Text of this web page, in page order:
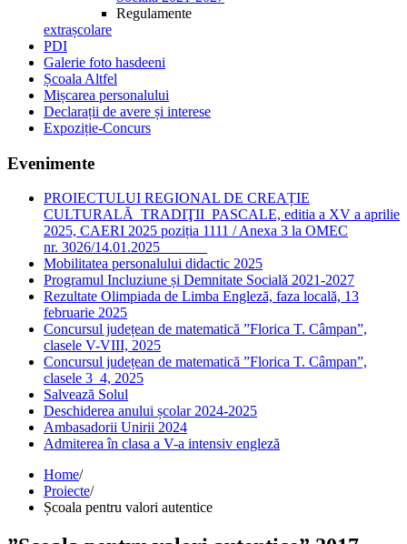
Regulamente
extrașcolare
PDI
Galerie foto hasdeeni
Școala Altfel
Mișcarea personalului
Declarații de avere și interese
Expoziție-Concurs
Evenimente
PROIECTULUI REGIONAL DE CREAȚIE
CULTURALĂ TRADIŢII PASCALE, editia a XV a aprilie
2025, CAERI 2025 poziția 1111 / Anexa 3 la OMEC
nr. 3026/14.01.2025
Mobilitatea personalului didactic 2025
Programul Incluziune și Demnitate Socială 2021-2027
Rezultate Olimpiada de Limba Engleză, faza locală, 13
februarie 2025
Concursul județean de matematică ”Florica T. Câmpan”,
clasele V-VIII, 2025
Concursul județean de matematică ”Florica T. Câmpan”,
clasele 3_4, 2025
Salvează Solul
Deschiderea anului școlar 2024-2025
Ambasadorii Unirii 2024
Admiterea în clasa a V-a intensiv engleză
Home/
Proiecte/
Școala pentru valori autentice